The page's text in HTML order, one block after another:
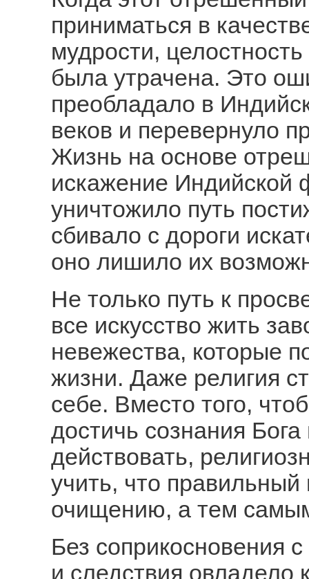
приниматься в
мудрости,
была утрачена. Это
преобладало в
веков и перевернуло
Жизнь на основе
искажение Индийской
уничтожило путь
сбивало с дороги
оно лишило их
Не только путь к
все искусство жить
невежества, которые
жизни. Даже религия
себе. Вместо того,
достичь сознания
действовать,
учить, что правильный
очищению, а тем
Без соприкосновения
и следствия